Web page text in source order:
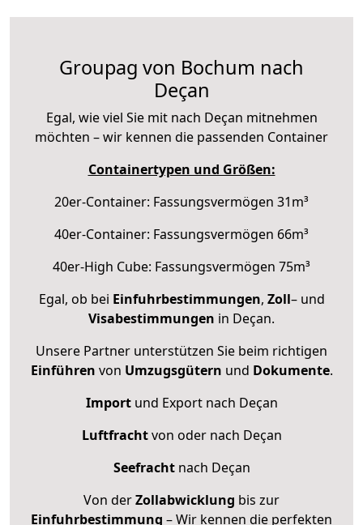
Groupag von Bochum nach
Deçan
Egal, wie viel Sie mit nach Deçan mitnehmen
möchten – wir kennen die passenden Container
Containertypen und Größen:
20er-Container: Fassungsvermögen 31m³
40er-Container: Fassungsvermögen 66m³
40er-High Cube: Fassungsvermögen 75m³
Egal, ob bei Einfuhrbestimmungen, Zoll– und
Visabestimmungen in Deçan.
Unsere Partner unterstützen Sie beim richtigen
Einführen von Umzugsgütern und Dokumente.
Importund Export nach Deçan
Luftfrachtvon oder nach Deçan
Seefrachtnach Deçan
Von derZollabwicklung bis zur
Einfuhrbestimmung – Wir kennen die perfekten